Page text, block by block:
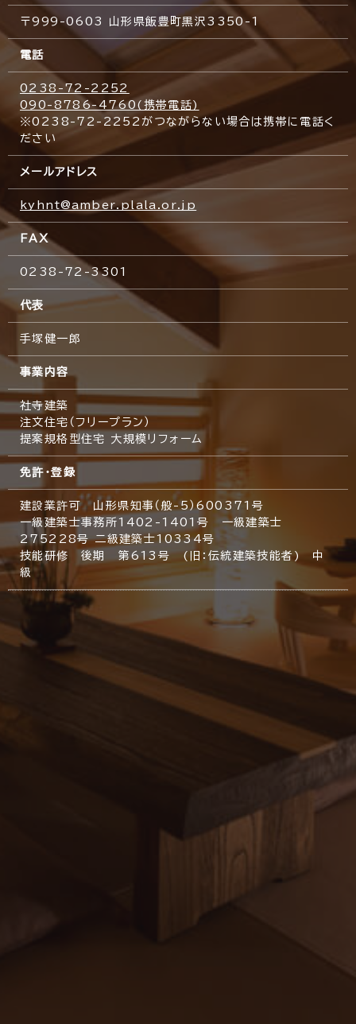
〒999-0603 山形県飯豊町黒沢3350-1
電話
0238-72-2252
090-8786-4760(携帯電話)
※0238-72-2252がつながらない場合は携帯に電話く
ださい
メールアドレス
kyhnt@amber.plala.or.jp
FAX
0238-72-3301
代表
手塚健一郎
事業内容
社寺建築
注文住宅（フリープラン）
提案規格型住宅 大規模リフォーム
免許・登録
建設業許可 山形県知事（般-5）600371号
一級建築士事務所1402-1401号 一級建築士
275228号 二級建築士10334号
技能研修 後期 第613号 (旧：伝統建築技能者) 中
級